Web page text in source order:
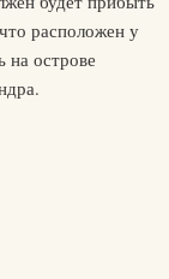
расположен у
на острове